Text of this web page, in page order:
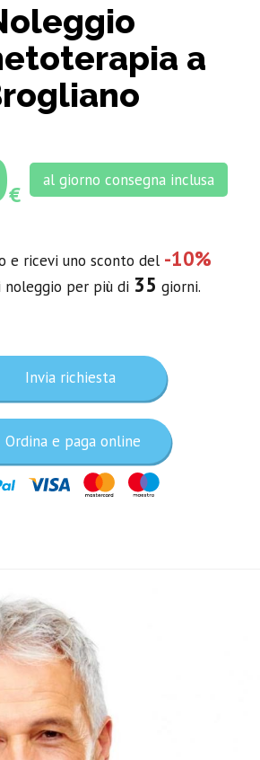
a
€
al giorno consegna inclusa
e ricevi uno sconto del -10%
noleggio per più di 35 giorni.
Invia richiesta
Ordina e paga online